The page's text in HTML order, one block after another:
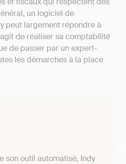
un logiciel de
peut largement répondre à
de réaliser sa comptabilité
de passer par un expert-
les démarches à la place
son outil automatisé, Indy